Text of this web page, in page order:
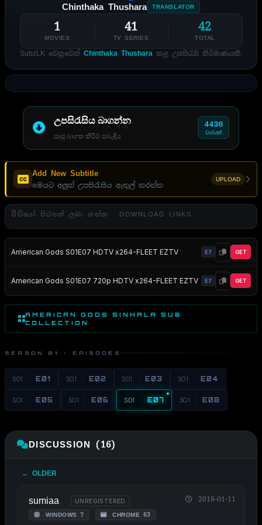
Chinthaka Thushara TRANSLATOR
1
MOVIES
41
TV SERIES
42
TOTAL
SubzLK වෙනුවෙන් Chinthaka Thusharaකළ උපසිරැසි නිර්මාණයකි.
උපසිරැසිය බාගන්න
සෘජු බාගත කිරීම් සබැඳිය
4436
වාරයක්
Add New Subtitle
මෙයට අලුත් උපසිරැසිය ඇතුල් කරන්න
UPLOAD
වීඩියෝ පිටපත් ලබා ගන්න . DOWNLOAD LINKS
American Gods S01E07 HDTV x264-FLEET EZTV E7 GET
American Gods S01E07 720p HDTV x264-FLEET EZTV E7 GET
AMERICAN GODS SINHALA SUB
COLLECTION
SEASON 01 · EPISODES
S01 E01 S01 E02 S01 E03 S01 E04
S01 E05 S01 E06 S01 E07 S01 E08
DISCUSSION (16)
← OLDER
sumiaa UNREGISTERED
WINDOWS 7 CHROME 63
2018-01-11